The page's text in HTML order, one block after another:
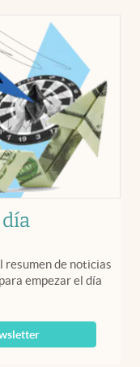
resumen de noticias
empezar el día